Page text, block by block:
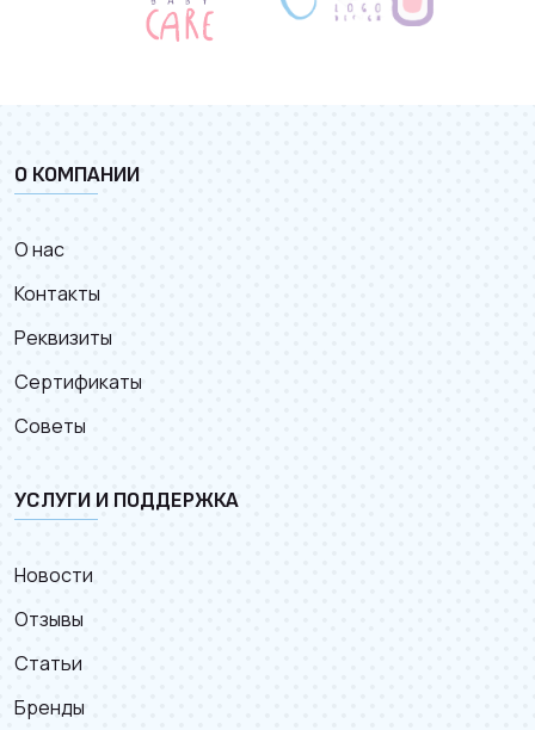
О КОМПАНИИ
О нас
Контакты
Реквизиты
Сертификаты
Советы
УСЛУГИ И ПОДДЕРЖКА
Новости
Отзывы
Статьи
Бренды